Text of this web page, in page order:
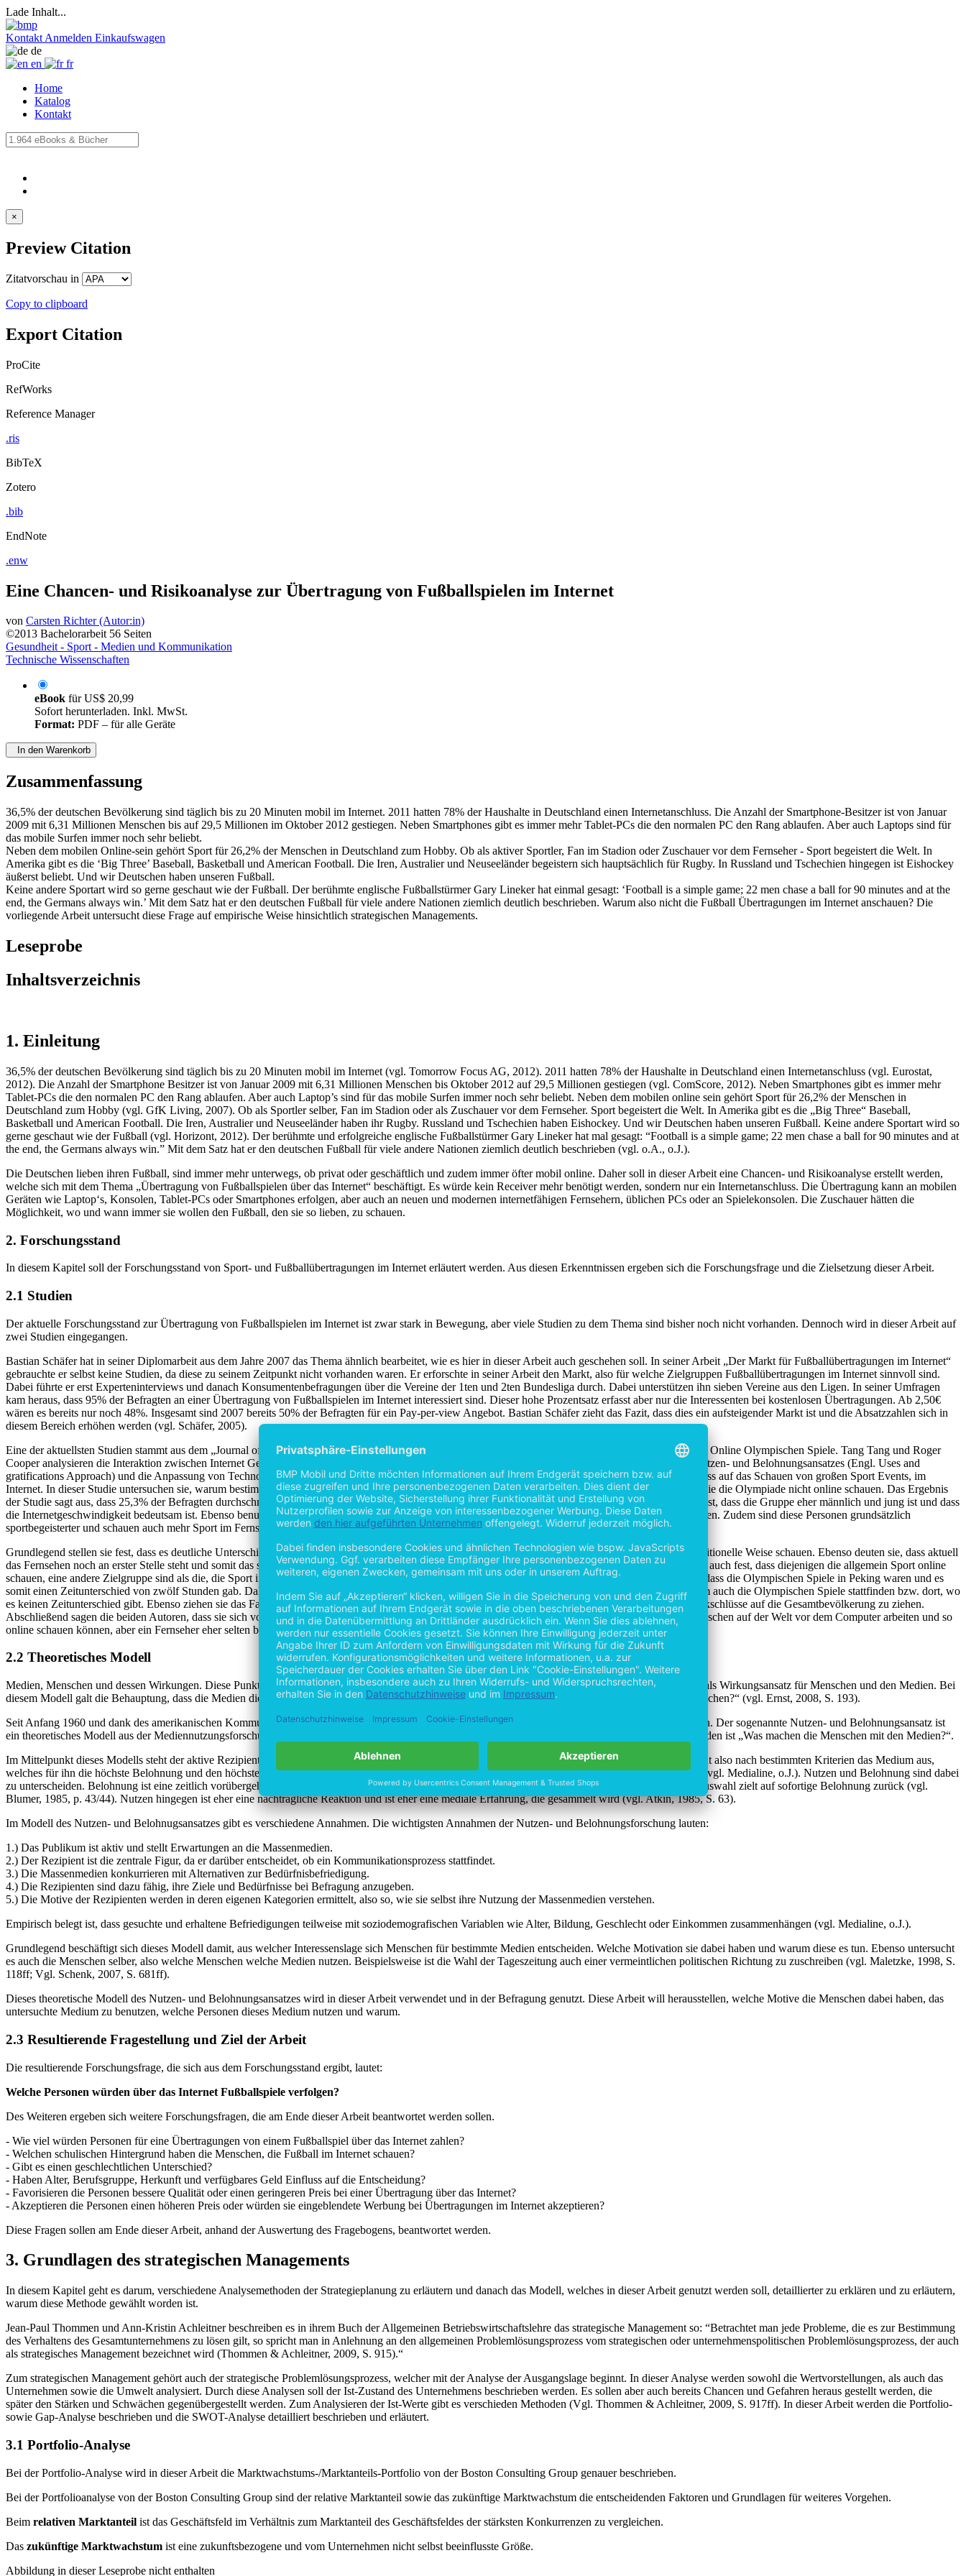
Lade Inhalt...
Kontakt Anmelden Einkaufswagen
de
en
fr
Home
Katalog
Kontakt
×
Preview Citation
Zitatvorschau in
Copy to clipboard
Export Citation
ProCite
RefWorks
Reference Manager
.ris
BibTeX
Zotero
.bib
EndNote
.enw
Eine Chancen- und Risikoanalyse zur Übertragung von Fußballspielen im Internet
von Carsten Richter (Autor:in)
©2013 Bachelorarbeit 56 Seiten
Gesundheit - Sport - Medien und Kommunikation
Technische Wissenschaften
eBook fürUS$ 20,99
Sofort herunterladen. Inkl. MwSt.
Format: PDF – für alle Geräte
In den Warenkorb
Zusammenfassung
36,5% der deutschen Bevölkerung sind täglich bis zu 20 Minuten mobil im Internet. 2011 hatten 78% der Haushalte in Deutschland einen Internetanschluss. Die Anzahl der Smartphone-Besitzer ist von Januar
2009 mit 6,31 Millionen Menschen bis auf 29,5 Millionen im Oktober 2012 gestiegen. Neben Smartphones gibt es immer mehr Tablet-PCs die den normalen PC den Rang ablaufen. Aber auch Laptops sind für
das mobile Surfen immer noch sehr beliebt.
Neben dem mobilen Online-sein gehört Sport für 26,2% der Menschen in Deutschland zum Hobby. Ob als aktiver Sportler, Fan im Stadion oder Zuschauer vor dem Fernseher - Sport begeistert die Welt. In
Amerika gibt es die ‘Big Three’ Baseball, Basketball und American Football. Die Iren, Australier und Neuseeländer begeistern sich hauptsächlich für Rugby. In Russland und Tschechien hingegen ist Eishockey
äußerst beliebt. Und wir Deutschen haben unseren Fußball.
Keine andere Sportart wird so gerne geschaut wie der Fußball. Der berühmte englische Fußballstürmer Gary Lineker hat einmal gesagt: ‘Football is a simple game; 22 men chase a ball for 90 minutes and at the
end, the Germans always win.’ Mit dem Satz hat er den deutschen Fußball für viele andere Nationen ziemlich deutlich beschrieben. Warum also nicht die Fußball Übertragungen im Internet anschauen? Die
vorliegende Arbeit untersucht diese Frage auf empirische Weise hinsichtlich strategischen Managements.
Leseprobe
Inhaltsverzeichnis
1. Einleitung
36,5% der deutschen Bevölkerung sind täglich bis zu 20 Minuten mobil im Internet (vgl. Tomorrow Focus AG, 2012). 2011 hatten 78% der Haushalte in Deutschland einen Internetanschluss (vgl. Eurostat,
2012). Die Anzahl der Smartphone Besitzer ist von Januar 2009 mit 6,31 Millionen Menschen bis Oktober 2012 auf 29,5 Millionen gestiegen (vgl. ComScore, 2012). Neben Smartphones gibt es immer mehr
Tablet-PCs die den normalen PC den Rang ablaufen. Aber auch Laptop’s sind für das mobile Surfen immer noch sehr beliebt. Neben dem mobilen online sein gehört Sport für 26,2% der Menschen in
Deutschland zum Hobby (vgl. GfK Living, 2007). Ob als Sportler selber, Fan im Stadion oder als Zuschauer vor dem Fernseher. Sport begeistert die Welt. In Amerika gibt es die „Big Three“ Baseball,
Basketball und American Football. Die Iren, Australier und Neuseeländer haben ihr Rugby. Russland und Tschechien haben Eishockey. Und wir Deutschen haben unseren Fußball. Keine andere Sportart wird so
gerne geschaut wie der Fußball (vgl. Horizont, 2012). Der berühmte und erfolgreiche englische Fußballstürmer Gary Lineker hat mal gesagt: “Football is a simple game; 22 men chase a ball for 90 minutes and at
the end, the Germans always win.” Mit dem Satz hat er den deutschen Fußball für viele andere Nationen ziemlich deutlich beschrieben (vgl. o.A., o.J.).
Die Deutschen lieben ihren Fußball, sind immer mehr unterwegs, ob privat oder geschäftlich und zudem immer öfter mobil online. Daher soll in dieser Arbeit eine Chancen- und Risikoanalyse erstellt werden,
welche sich mit dem Thema „Übertragung von Fußballspielen über das Internet“ beschäftigt. Es würde kein Receiver mehr benötigt werden, sondern nur ein Internetanschluss. Die Übertragung kann an mobilen
Geräten wie Laptop‘s, Konsolen, Tablet-PCs oder Smartphones erfolgen, aber auch an neuen und modernen internetfähigen Fernsehern, üblichen PCs oder an Spielekonsolen. Die Zuschauer hätten die
Möglichkeit, wo und wann immer sie wollen den Fußball, den sie so lieben, zu schauen.
2. Forschungsstand
In diesem Kapitel soll der Forschungsstand von Sport- und Fußballübertragungen im Internet erläutert werden. Aus diesen Erkenntnissen ergeben sich die Forschungsfrage und die Zielsetzung dieser Arbeit.
2.1 Studien
Der aktuelle Forschungsstand zur Übertragung von Fußballspielen im Internet ist zwar stark in Bewegung, aber viele Studien zu dem Thema sind bisher noch nicht vorhanden. Dennoch wird in dieser Arbeit auf
zwei Studien eingegangen.
Bastian Schäfer hat in seiner Diplomarbeit aus dem Jahre 2007 das Thema ähnlich bearbeitet, wie es hier in dieser Arbeit auch geschehen soll. In seiner Arbeit „Der Markt für Fußballübertragungen im Internet“
gebrauchte er selbst keine Studien, da diese zu seinem Zeitpunkt nicht vorhanden waren. Er erforschte in seiner Arbeit den Markt, also für welche Zielgruppen Fußballübertragungen im Internet sinnvoll sind.
Dabei führte er erst Experteninterviews und danach Konsumentenbefragungen über die Vereine der 1ten und 2ten Bundesliga durch. Dabei unterstützen ihn sieben Vereine aus den Ligen. In seiner Umfragen
kam heraus, dass 95% der Befragten an einer Übertragung von Fußballspielen im Internet interessiert sind. Dieser hohe Prozentsatz erfasst aber nur die Interessenten bei kostenlosen Übertragungen. Ab 2,50€
wären es bereits nur noch 48%. Insgesamt sind 2007 bereits 50% der Befragten für ein Pay-per-view Angebot. Bastian Schäfer zieht das Fazit, dass dies ein aufsteigender Markt ist und die Absatzzahlen sich in
diesem Bereich erhöhen werden (vgl. Schäfer, 2005).
Eine der aktuellsten Studien stammt aus dem „Journal of Sports Media“. Es ist die 6te Ausgabe aus dem Herbst 2011. In dieser Studie geht es um die ersten Online Olympischen Spiele. Tang Tang und Roger
Cooper analysieren die Interaktion zwischen Internet Gebrauch und dem Sport schauen. In dieser Studie integrieren die beide Autoren die Theorien des Nutzen- und Belohnungsansatzes (Engl. Uses and
gratifications Approach) und die Anpassung von Technologien, beispielsweise moderne Webstreams (Engl. technology adoption theories) und deren Einfluss auf das Schauen von großen Sport Events, im
Internet. In dieser Studie untersuchen sie, warum bestimmte Personen die Olympiade online schauen, deren Gemeinsamkeiten und Unterschied zu denen, die die Olympiade nicht online schauen. Das Ergebnis
der Studie sagt aus, dass 25,3% der Befragten durchschnittlich eine Stunde und zwei Minuten die Olympischen Spiele online verfolgen. Dabei stellen sie fest, dass die Gruppe eher männlich und jung ist und dass
die Internetgeschwindigkeit bedeutsam ist. Ebenso benutzen diese Personen allgemein häufiger das Internet als die, die die Olympischen Spiele nicht schauen. Zudem sind diese Personen grundsätzlich
sportbegeisterter und schauen auch mehr Sport im Fernsehen.
Grundlegend stellen sie fest, dass es deutliche Unterschiede gibt zwischen denen, die die Olympischen Spiele online schauen und die denen, die es auf traditionelle Weise schauen. Ebenso deuten sie, dass aktuell
das Fernsehen noch an erster Stelle steht und somit das stärkste Medium für Sport ist, aber das Internet deutlich an Bedeutung gewinnt. Dennoch stellen sie auch fest, dass diejenigen die allgemein Sport online
schauen, eine andere Zielgruppe sind als die, die Sport im traditionellen Sinne schauen. Ein Grund für die Unterschiede zwischen den Personen ist für sie, dass die Olympischen Spiele in Peking waren und es
somit einen Zeitunterschied von zwölf Stunden gab. Daher schreiben sie im Fazit, dass diese Studie beim nächsten Mal in dem Land geschehen soll, in dem auch die Olympischen Spiele stattfinden bzw. dort, wo
es keinen Zeitunterschied gibt. Ebenso ziehen sie das Fazit, dass die kleine Online-Umfrage mit 363 Rückläufen an einer Universität zu gering ist, um Rückschlüsse auf die Gesamtbevölkerung zu ziehen.
Abschließend sagen die beiden Autoren, dass sie sich vorstellen können, dass die Sportsender in Zukunft mehr Sportprogramm online zeigen, da viele Menschen auf der Welt vor dem Computer arbeiten und so
online schauen können, aber ein Fernseher eher selten bei der Arbeit vorhanden ist(Vgl. Journal of Sports Media, 2011).
2.2 Theoretisches Modell
Medien, Menschen und dessen Wirkungen. Diese Punkte gehören zur Medienwirkungsforschung. Vor den 1960er Jahren galt das Reiz-Reaktions-Modell als Wirkungsansatz für Menschen und den Medien. Bei
diesem Modell galt die Behauptung, dass die Medien die Menschen beeinflussen. Die damalige Fragestellung war: „Was machen die Medien mit den Menschen?“ (vgl. Ernst, 2008, S. 193).
Seit Anfang 1960 und dank des amerikanischen Kommunikationswissenschaftlers Elihu Katz muss man sich den Begriff „Uses & Gratifications“ einprägen. Der sogenannte Nutzen- und Belohnungsansatz ist
ein theoretisches Modell aus der Mediennutzungsforschung. In diesem Modell wird der Fokus auf die Menschen gelegt, wodurch die Fragestellung entstanden ist „Was machen die Menschen mit den Medien?“.
Im Mittelpunkt dieses Modells steht der aktive Rezipient. Der Rezipient entscheidet sein Medienverhalten nach Nutzen und Belohnung. Der Rezipient sucht also nach bestimmten Kriterien das Medium aus,
welches für ihn die höchste Belohnung und den höchsten Nutzen hat. Entscheidend ist dabei auch, dass er verschiedene Möglichkeiten zur Verfügung hat (vgl. Medialine, o.J.). Nutzen und Belohnung sind dabei
zu unterscheiden. Belohnung ist eine zeitlich vorübergehende mentale oder emotionale Befriedigung. Die Entscheidung über eine bestimmte Nachrichtenauswahl zielt auf sofortige Belohnung zurück (vgl.
Blumer, 1985, p. 43/44). Nutzen hingegen ist eher eine nachträgliche Reaktion und ist eher eine mediale Erfahrung, die gesammelt wird (vgl. Atkin, 1985, S. 63).
Im Modell des Nutzen- und Belohnugsansatzes gibt es verschiedene Annahmen. Die wichtigsten Annahmen der Nutzen- und Belohnungsforschung lauten:
1.) Das Publikum ist aktiv und stellt Erwartungen an die Massenmedien.
2.) Der Rezipient ist die zentrale Figur, da er darüber entscheidet, ob ein Kommunikationsprozess stattfindet.
3.) Die Massenmedien konkurrieren mit Alternativen zur Bedürfnisbefriedigung.
4.) Die Rezipienten sind dazu fähig, ihre Ziele und Bedürfnisse bei Befragung anzugeben.
5.) Die Motive der Rezipienten werden in deren eigenen Kategorien ermittelt, also so, wie sie selbst ihre Nutzung der Massenmedien verstehen.
Empirisch belegt ist, dass gesuchte und erhaltene Befriedigungen teilweise mit soziodemografischen Variablen wie Alter, Bildung, Geschlecht oder Einkommen zusammenhängen (vgl. Medialine, o.J.).
Grundlegend beschäftigt sich dieses Modell damit, aus welcher Interessenslage sich Menschen für bestimmte Medien entscheiden. Welche Motivation sie dabei haben und warum diese es tun. Ebenso untersucht
es auch die Menschen selber, also welche Menschen welche Medien nutzen. Beispielsweise ist die Wahl der Tageszeitung auch einer vermeintlichen politischen Richtung zu zuschreiben (vgl. Maletzke, 1998, S.
118ff; Vgl. Schenk, 2007, S. 681ff).
Dieses theoretische Modell des Nutzen- und Belohnungsansatzes wird in dieser Arbeit verwendet und in der Befragung genutzt. Diese Arbeit will herausstellen, welche Motive die Menschen dabei haben, das
untersuchte Medium zu benutzen, welche Personen dieses Medium nutzen und warum.
2.3 Resultierende Fragestellung und Ziel der Arbeit
Die resultierende Forschungsfrage, die sich aus dem Forschungsstand ergibt, lautet:
Welche Personen würden über das Internet Fußballspiele verfolgen?
Des Weiteren ergeben sich weitere Forschungsfragen, die am Ende dieser Arbeit beantwortet werden sollen.
- Wie viel würden Personen für eine Übertragungen von einem Fußballspiel über das Internet zahlen?
- Welchen schulischen Hintergrund haben die Menschen, die Fußball im Internet schauen?
- Gibt es einen geschlechtlichen Unterschied?
- Haben Alter, Berufsgruppe, Herkunft und verfügbares Geld Einfluss auf die Entscheidung?
- Favorisieren die Personen bessere Qualität oder einen geringeren Preis bei einer Übertragung über das Internet?
- Akzeptieren die Personen einen höheren Preis oder würden sie eingeblendete Werbung bei Übertragungen im Internet akzeptieren?
Diese Fragen sollen am Ende dieser Arbeit, anhand der Auswertung des Fragebogens, beantwortet werden.
3. Grundlagen des strategischen Managements
In diesem Kapitel geht es darum, verschiedene Analysemethoden der Strategieplanung zu erläutern und danach das Modell, welches in dieser Arbeit genutzt werden soll, detaillierter zu erklären und zu erläutern,
warum diese Methode gewählt worden ist.
Jean-Paul Thommen und Ann-Kristin Achleitner beschreiben es in ihrem Buch der Allgemeinen Betriebswirtschaftslehre das strategische Management so: “Betrachtet man jede Probleme, die es zur Bestimmung
des Verhaltens des Gesamtunternehmens zu lösen gilt, so spricht man in Anlehnung an den allgemeinen Problemlösungsprozess vom strategischen oder unternehmenspolitischen Problemlösungsprozess, der auch
als strategisches Management bezeichnet wird (Thommen & Achleitner, 2009, S. 915).“
Zum strategischen Management gehört auch der strategische Problemlösungsprozess, welcher mit der Analyse der Ausgangslage beginnt. In dieser Analyse werden sowohl die Wertvorstellungen, als auch das
Unternehmen sowie die Umwelt analysiert. Durch diese Analysen soll der Ist-Zustand des Unternehmens beschrieben werden. Es sollen aber auch bereits Chancen und Gefahren heraus gestellt werden, die
später den Stärken und Schwächen gegenübergestellt werden. Zum Analysieren der Ist-Werte gibt es verschieden Methoden (Vgl. Thommen & Achleitner, 2009, S. 917ff). In dieser Arbeit werden die Portfolio-
sowie Gap-Analyse beschrieben und die SWOT-Analyse detailliert beschrieben und erläutert.
3.1 Portfolio-Analyse
Bei der Portfolio-Analyse wird in dieser Arbeit die Marktwachstums-/Marktanteils-Portfolio von der Boston Consulting Group genauer beschrieben.
Bei der Portfolioanalyse von der Boston Consulting Group sind der relative Marktanteil sowie das zukünftige Marktwachstum die entscheidenden Faktoren und Grundlagen für weiteres Vorgehen.
Beim relativen Marktanteil ist das Geschäftsfeld im Verhältnis zum Marktanteil des Geschäftsfeldes der stärksten Konkurrenzen zu vergleichen.
Das zukünftige Marktwachstum ist eine zukunftsbezogene und vom Unternehmen nicht selbst beeinflusste Größe.
Abbildung in dieser Leseprobe nicht enthalten